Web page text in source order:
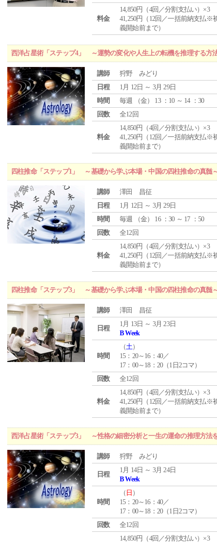
料金
14,850円（4回／分割支払い）×3
41,250円（12回／一括前納支払※
義開始前まで）
西洋占星術「ステップ4」 ～運勢の変化や人生上の転機を推理する方
講師
狩野 みどり
日程
1月 12日 ～ 3月 29日
時間
毎週 （金） 13 ：10 ～ 14 ：30
回数
全12回
料金
14,850円（4回／分割支払い）×3
41,250円（12回／一括前納支払※
義開始前まで）
四柱推命「ステップ1」 ～基礎から学ぶ本場・中国の四柱推命の真髄
講師
澤田 昌征
日程
1月 12日 ～ 3月 29日
時間
毎週 （金） 16 ：30 ～ 17 ：50
回数
全12回
料金
14,850円（4回／分割支払い）×3
41,250円（12回／一括前納支払※
義開始前まで）
四柱推命「ステップ3」 ～基礎から学ぶ本場・中国の四柱推命の真髄
講師 澤田 昌征
日程
1月 13日 ～ 3月 23日
B Week
時間
（土）
15：20～16：40／
17：00～18：20（1日2コマ）
回数
全12回
料金
14,850円（4回／分割支払い）×3
41,250円（12回／一括前納支払※
義開始前まで）
西洋占星術「ステップ3」 ～性格の細密分析と一生の運命の推理方法
講師 狩野 みどり
日程
1月 14日 ～ 3月 24日
B Week
時間
（ 日 ）
15：20～16：40／
17：00～18：20（1日2コマ）
回数
全12回
14,850円（4回／分割支払い）×3